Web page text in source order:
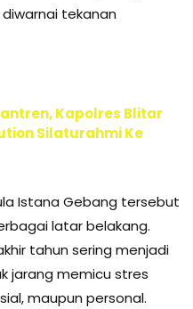
tekanan
Kapolres Blitar
Silaturahmi Ke
Istana Gebang tersebut
latar belakang.
tahun sering menjadi
jarang memicu stres
maupun personal.